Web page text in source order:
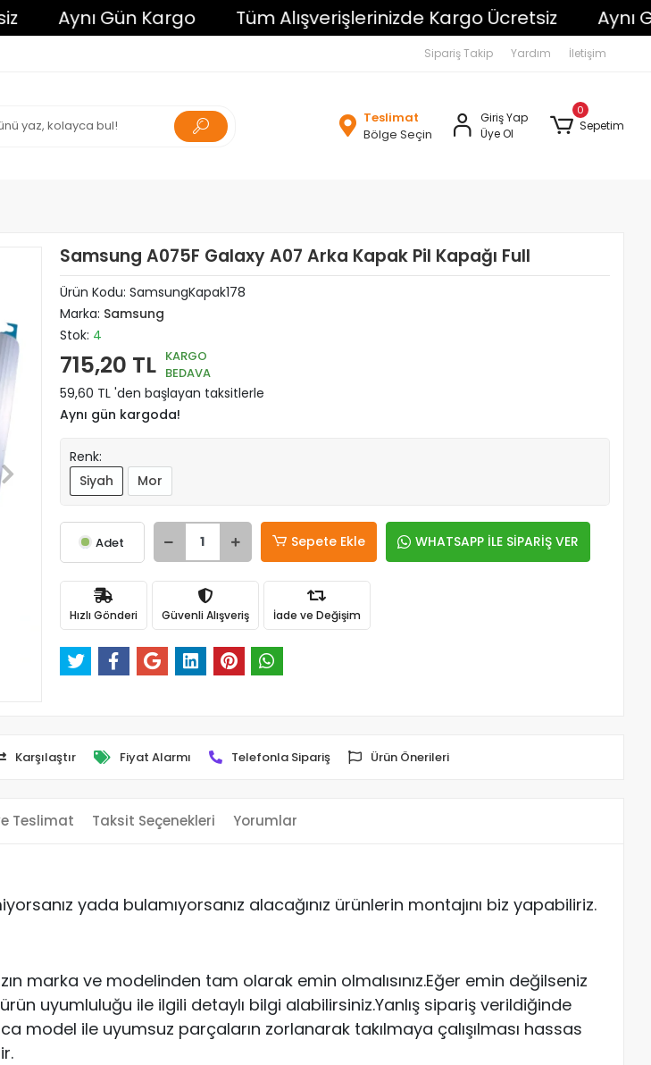
Aynı Gün Kargo Tüm Alışverişlerinizde Kargo Ücretsiz Aynı Gün
Sipariş Takip Yardım İletişim
Teslimat
Bölge Seçin
Giriş Yap
Üye Ol
0
Sepetim
Samsung A075F Galaxy A07 Arka Kapak Pil Kapağı Full
Ürün Kodu: SamsungKapak178
Marka: Samsung
Stok: 4
715,20 TL KARGO
BEDAVA
59,60 TL 'den başlayan taksitlerle
Aynı gün kargoda!
Renk:
Siyah
Mor
Adet Sepete Ekle WHATSAPP İLE SİPARİŞ VER
Hızlı Gönderi Güvenli Alışveriş İade ve Değişim
Karşılaştır Fiyat Alarmı Telefonla Sipariş Ürün Önerileri
Teslimat Taksit Seçenekleri Yorumlar
yada bulamıyorsanız alacağınız ürünlerin montajını biz yapabiliriz.
marka ve modelinden tam olarak emin olmalısınız.Eğer emin değilseniz
uyumluluğu ile ilgili detaylı bilgi alabilirsiniz.Yanlış sipariş verildiğinde
model ile uyumsuz parçaların zorlanarak takılmaya çalışılması hassas